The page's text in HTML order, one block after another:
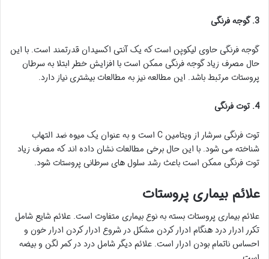
3. گوجه فرنگی
گوجه فرنگی حاوی لیکوپن است که یک آنتی اکسیدان قدرتمند است. با این
حال مصرف زیاد گوجه فرنگی ممکن است با افزایش خطر ابتلا به سرطان
پروستات مرتبط باشد. این مطالعه نیز به مطالعات بیشتری نیاز دارد.
4. توت فرنگی
توت فرنگی سرشار از ویتامین C است و به عنوان یک میوه ضد التهاب
شناخته می شود. با این حال برخی مطالعات نشان داده اند که مصرف زیاد
توت فرنگی ممکن است باعث رشد سلول های سرطانی پروستات شود.
علائم بیماری پروستات
علائم بیماری پروستات بسته به نوع بیماری متفاوت است. علائم شایع شامل
تکرر ادرار درد هنگام ادرار کردن مشکل در شروع ادرار کردن ادرار خون و
احساس ناتمام بودن ادرار است. علائم دیگر شامل درد در کمر لگن و بیضه